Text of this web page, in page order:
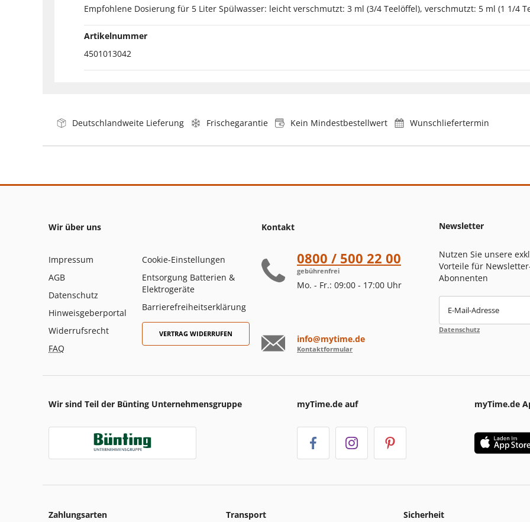
Empfohlene Dosierung für 5 Liter Spülwasser: leicht verschmutzt: 3 ml (3/4 Teelöffel), verschmutzt: 5 ml (1 1/4
Artikelnummer
4501013042
Deutschlandweite Lieferung Frischegarantie Kein Mindestbestellwert Wunschliefertermin
Wir über uns
Impressum
AGB
Datenschutz
Hinweisgeberportal
Widerrufsrecht
FAQ
Cookie-Einstellungen
Entsorgung Batterien &
Elektrogeräte
Barrierefreiheitserklärung
VERTRAG WIDERRUFEN
Kontakt
0800 / 500 22 00
gebührenfrei
Mo. - Fr.: 09:00 - 17:00 Uhr
info@mytime.de
Kontaktformular
Newsletter
Nutzen Sie unsere
Vorteile für
Abonnenten
E-Mail-Adresse
Datenschutz
Wir sind Teil der Bünting Unternehmensgruppe myTime.de auf myTime.de
Zahlungsarten Transport Sicherheit